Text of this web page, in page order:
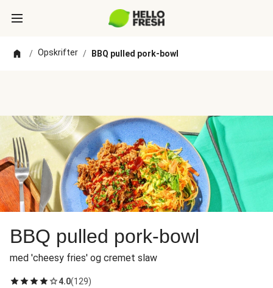
/ Opskrifter / BBQ pulled pork-bowl
BBQ pulled pork-bowl
med 'cheesy fries' og cremet slaw
4.0(129)